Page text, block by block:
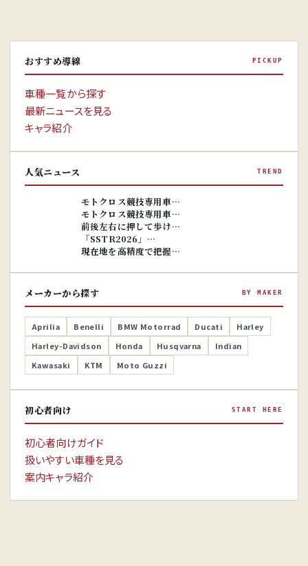
おすすめ導線 PICKUP
車種一覧から探す
最新ニュースを見る
キャラ紹介
人気ニュース TREND
※画像はイ
モトクロス競技専用車…
モトクロス競技専用車…
前後左右に押して歩け…
「SSTR2026」…
現在地を高精度で把握…
メーカーから探す BY MAKER
Aprilia Benelli BMW Motorrad Ducati
Harley
Harley-Davidson
Honda Husqvarna
Indian
Kawasaki
KTM Moto Guzzi
初心者向け START HERE
初心者向けガイド
扱いやすい車種を見る
案内キャラ紹介